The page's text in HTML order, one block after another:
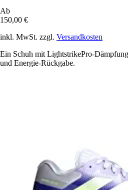
Ab
150,00 €
inkl. MwSt. zzgl. Versandkosten
Ein Schuh mit LightstrikePro-
und Energie-Rückgabe.